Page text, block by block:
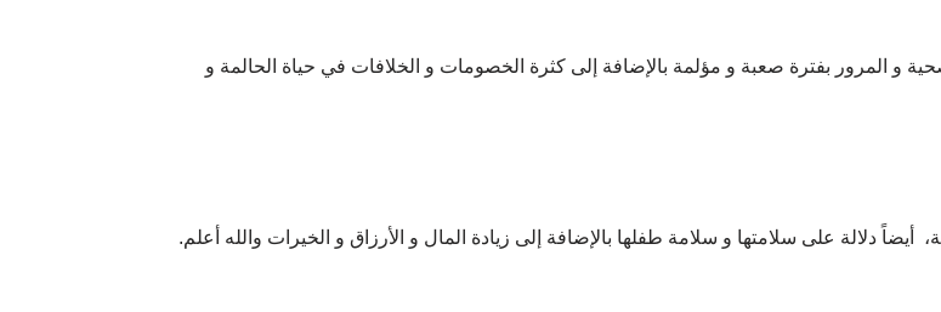
و المرور بفترة صعبة و مؤلمة بالإضافة إلى كثرة الخصومات و الخلافات في حياة الحالمة و
دلالة على سلامتها و سلامة طفلها بالإضافة إلى زيادة المال و الأرزاق و الخيرات والله أعلم.